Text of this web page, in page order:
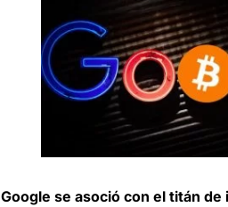
Google se asoció con el titán